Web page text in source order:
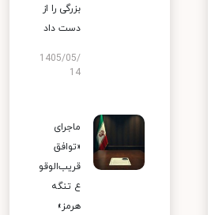
بزرگی را از
دست داد
1405/05/
14
ماجرای
«توافق
قریب‌الوقو
ع تنگه
هرمز»